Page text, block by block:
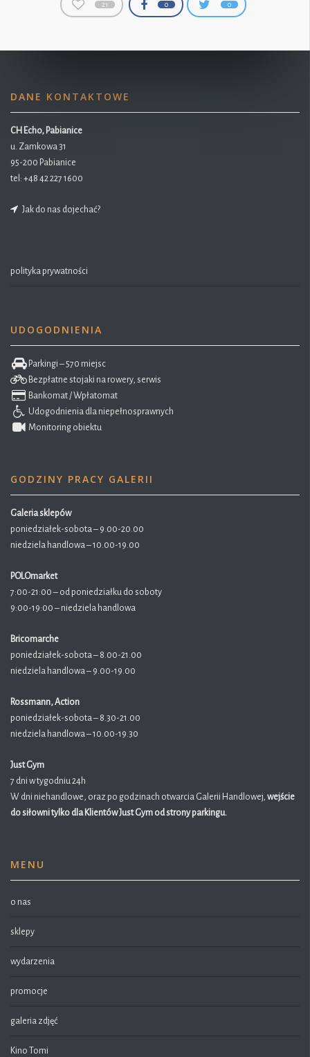
21 0 0
DANE KONTAKTOWE
CH Echo, Pabianice
u. Zamkowa 31
95-200 Pabianice
tel: +48 42 227 1600
Jak do nas dojechać?
polityka prywatności
UDOGODNIENIA
Parkingi – 570 miejsc
Bezpłatne stojaki na rowery, serwis
Bankomat / Wpłatomat
Udogodnienia dla niepełnosprawnych
Monitoring obiektu
GODZINY PRACY GALERII
Galeria sklepów
poniedziałek-sobota – 9.00-20.00
niedziela handlowa – 10.00-19.00
POLOmarket
7:00-21:00 – od poniedziałku do soboty
9:00-19:00 – niedziela handlowa
Bricomarche
poniedziałek-sobota – 8.00-21.00
niedziela handlowa – 9.00-19.00
Rossmann, Action
poniedziałek-sobota – 8.30-21.00
niedziela handlowa – 10.00-19.30
Just Gym
7 dni w tygodniu 24h
W dni niehandlowe, oraz po godzinach otwarcia Galerii Handlowej, wejście
do siłowni tylko dla Klientów Just Gym od strony parkingu.
MENU
o nas
sklepy
wydarzenia
promocje
galeria zdjęć
Kino Tomi